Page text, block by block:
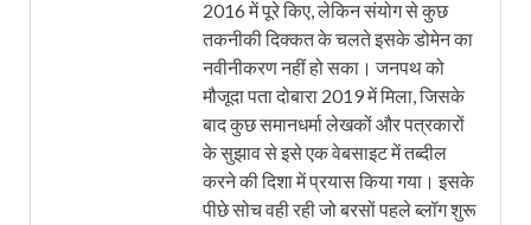
2016 में पूरे किए, लेकिन संयोग से कुछ
तकनीकी दिक्कत के चलते इसके डोमेन का
नवीनीकरण नहीं हो सका। जनपथ को
मौजूदा पता दोबारा 2019 में मिला, जिसके
बाद कुछ समानधर्मा लेखकों और पत्रकारों
के सुझाव से इसे एक वेबसाइट में तब्दील
करने की दिशा में प्रयास किया गया। इसके
पीछे सोच वही रही जो बरसों पहले ब्लॉग शुरू